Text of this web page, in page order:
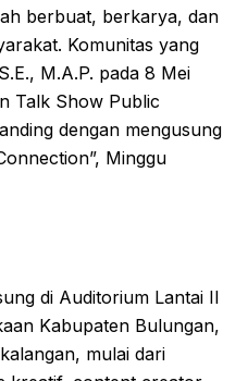
berbuat, berkarya, dan
Komunitas yang
M.A.P. pada 8 Mei
Talk Show Public
dengan mengusung
Minggu
di Auditorium Lantai II
Kabupaten Bulungan,
mulai dari